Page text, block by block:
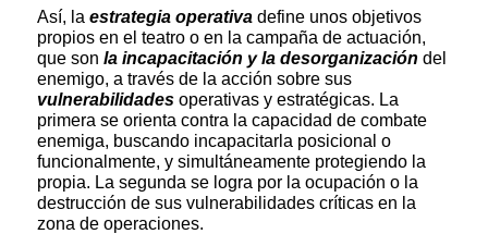
Así, laestrategia operativa define unos objetivos
propios en el teatro o en la campaña de actuación,
que sonla incapacitación y la desorganización del
enemigo, a través de la acción sobre sus
vulnerabilidades operativas y estratégicas. La
primera se orienta contra la capacidad de combate
enemiga, buscando incapacitarla posicional o
funcionalmente, y simultáneamente protegiendo la
propia. La segunda se logra por la ocupación o la
destrucción de sus vulnerabilidades críticas en la
zona de operaciones.